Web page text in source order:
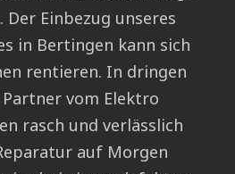
Einbezug unseres
in Bertingen kann sich
rentieren. In dringen
vom Elektro
rasch und verlässlich
auf Morgen